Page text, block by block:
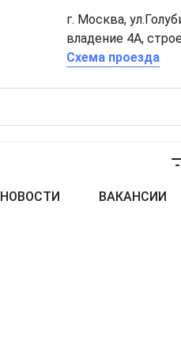
г. Москва,
владение 4А,
Схема проезда
НОВОСТИ ВАКАНСИИ